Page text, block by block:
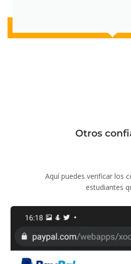
Otros
Aquí puedes verificar los
estudiantes